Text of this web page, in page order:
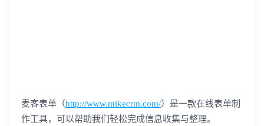
麦客表单（http://www.mikecrm.com/）是一款在线表单制
作工具，可以帮助我们轻松完成信息收集与整理。